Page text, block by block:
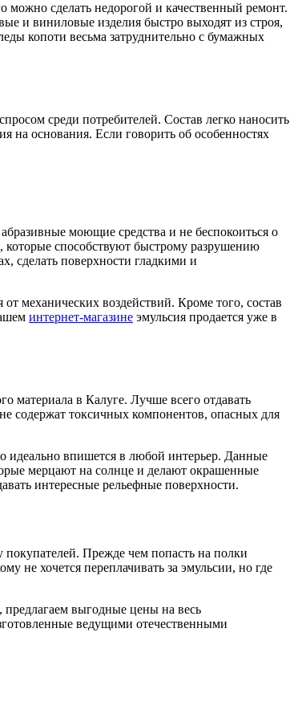
сделать недорогой и качественный ремонт.
и виниловые изделия быстро выходят из строя,
копоти весьма затруднительно с бумажных
среди потребителей. Состав легко наносить
на основания. Если говорить об особенностях
моющие средства и не беспокоиться о
способствуют быстрому разрушению
сделать поверхности гладкими и
механических воздействий. Кроме того, состав
интернет-магазине эмульсия продается уже в
материала в Калуге. Лучше всего отдавать
содержат токсичных компонентов, опасных для
идеально впишется в любой интерьер. Данные
мерцают на солнце и делают окрашенные
интересные рельефные поверхности.
покупателей. Прежде чем попасть на полки
не хочется переплачивать за эмульсии, но где
выгодные цены на весь
ведущими отечественными